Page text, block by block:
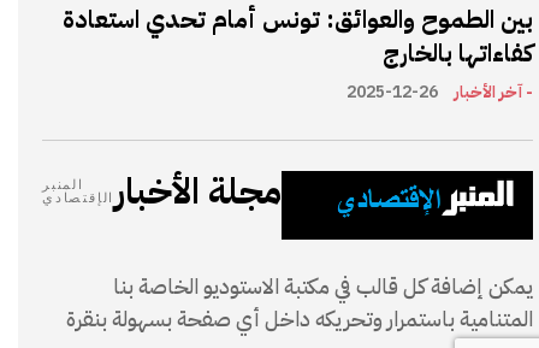
بين الطموح والعوائق: تونس أمام تحدي استعادة
كفاءاتها بالخارج
- آخر الأخبار 2025-12-26
مجلة الأخبار
المنبر
الإقتصادي
يمكن إضافة كل قالب في مكتبة الاستوديو الخاصة بنا
المتنامية باستمرار وتحريكه داخل أي صفحة بسهولة بنقرة